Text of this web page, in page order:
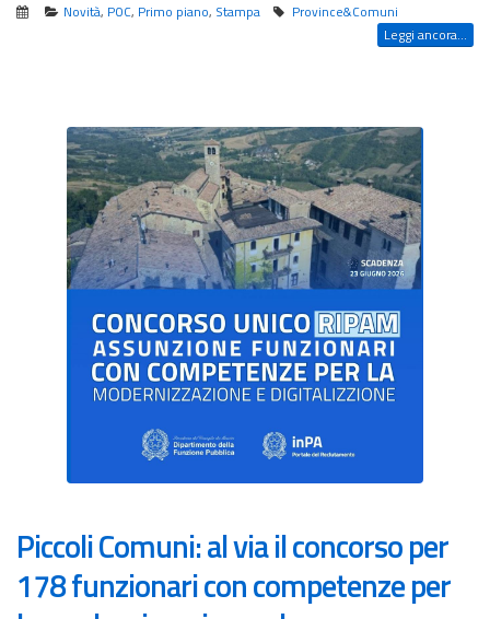
Novità, POC, Primo piano, Stampa Province&Comuni
Leggi ancora...
Piccoli Comuni: al via il concorso per
178 funzionari con competenze per